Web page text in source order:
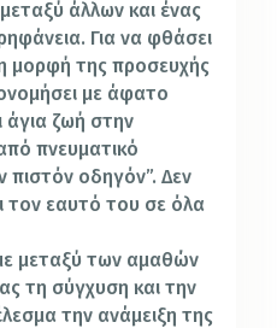
άλλων και ένας
Για να φθάσει
μορφή της προσευχής
με άφατο
άγια ζωή στην
πνευματικό
πιστόν οδηγόν”. Δεν
τον εαυτό του σε όλα
μεταξύ των αμαθών
τη σύγχυση και την
την ανάμειξη της